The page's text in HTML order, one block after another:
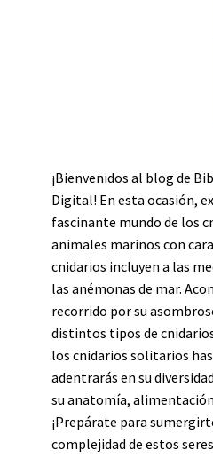
¡Bienvenidos al blog de
Digital! En esta ocasión,
fascinante mundo de los
animales marinos con
cnidarios incluyen a las
las anémonas de mar.
recorrido por su
distintos tipos de
los cnidarios solitarios
adentrarás en su
su anatomía,
¡Prepárate para
complejidad de estos